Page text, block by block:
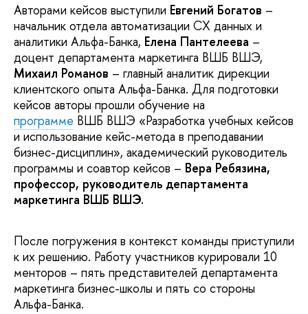
Авторами кейсов выступили Евгений Богатов –
начальник отдела автоматизации CX данных и
аналитики Альфа-Банка, Елена Пантелеева –
доцент департамента маркетинга ВШБ ВШЭ,
Михаил Романов – главный аналитик дирекции
клиентского опыта Альфа-Банка. Для подготовки
кейсов авторы прошли обучение на
программе ВШБ ВШЭ «Разработка учебных кейсов
и использование кейс-метода в преподавании
бизнес-дисциплин», академический руководитель
программы и соавтор кейсов – Вера Ребязина,
профессор, руководитель департамента
маркетинга ВШБ ВШЭ.
После погружения в контекст команды приступили
к их решению. Работу участников курировали 10
менторов – пять представителей департамента
маркетинга бизнес-школы и пять со стороны
Альфа-Банка.